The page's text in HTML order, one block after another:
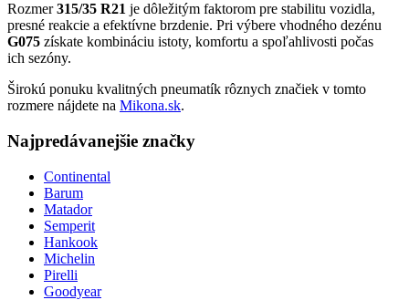
Rozmer315/35 R21 je dôležitým faktorom pre stabilitu vozidla,
presné reakcie a efektívne brzdenie. Pri výbere vhodného dezénu
G075 získate kombináciu istoty, komfortu a spoľahlivosti počas
ich sezóny.
Širokú ponuku kvalitných pneumatík rôznych značiek v tomto
rozmere nájdete na Mikona.sk.
Najpredávanejšie značky
Continental
Barum
Matador
Semperit
Hankook
Michelin
Pirelli
Goodyear